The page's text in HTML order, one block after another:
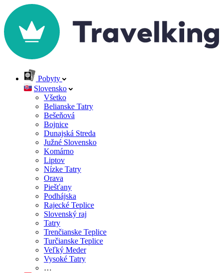
Pobyty
Slovensko
Všetko
Belianske Tatry
Bešeňová
Bojnice
Dunajská Streda
Južné Slovensko
Komárno
Liptov
Nízke Tatry
Orava
Piešťany
Podhájska
Rajecké Teplice
Slovenský raj
Tatry
Trenčianske Teplice
Turčianske Teplice
Veľký Meder
Vysoké Tatry
…